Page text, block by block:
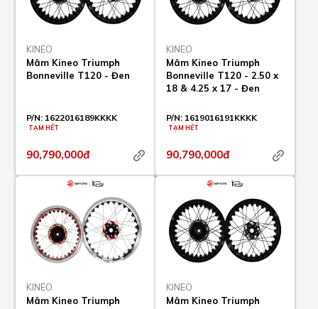
KINEO
Mâm Kineo Triumph
Bonneville T120 - Đen
P/N: 1622016189KKKK
TẠM HẾT
90,790,000đ
KINEO
Mâm Kineo Triumph
Bonneville T120 - 2.50 x
18 & 4.25 x 17 - Đen
P/N: 1619016191KKKK
TẠM HẾT
90,790,000đ
KINEO
Mâm Kineo Triumph
KINEO
Mâm Kineo Triumph